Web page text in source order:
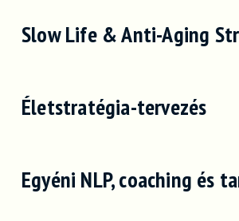
Slow Life & Anti-Aging
Életstratégia-tervezés
Egyéni NLP, coaching és